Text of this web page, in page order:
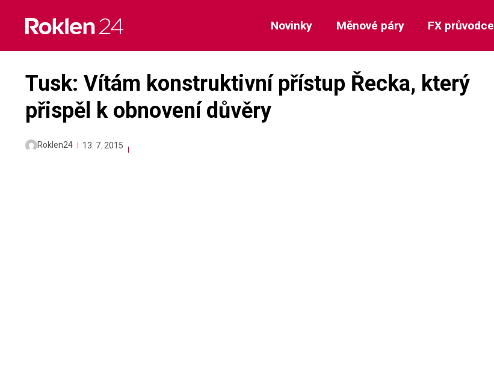
content
Novinky Měnové páry FX průvodce
Tusk: Vítám konstruktivní přístup Řecka, který
přispěl k obnovení důvěry
Roklen24 13. 7. 2015